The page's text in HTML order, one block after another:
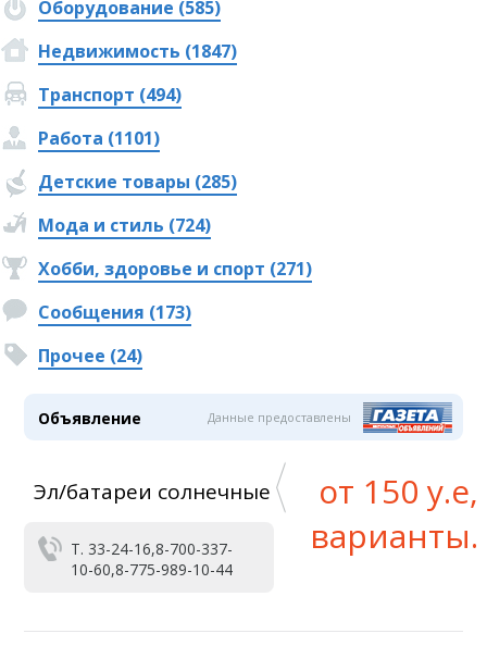
Оборудование (585)
Недвижимость (1847)
Транспорт (494)
Работа (1101)
Детские товары (285)
Мода и стиль (724)
Хобби, здоровье и спорт (271)
Сообщения (173)
Прочее (24)
Объявление Данные предоставлены
Эл/батареи солнечные
Т. 33-24-16,8-700-337-
10-60,8-775-989-10-44
от 150 у.е,
варианты.